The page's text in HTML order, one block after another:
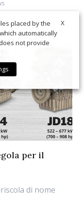
per il
di nome
X
placed by the
automatically
not provide